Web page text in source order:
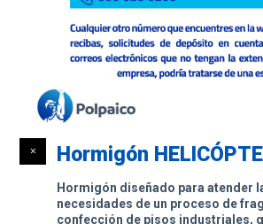
Hormigón
Hormigón diseñado para atender
necesidades de un proceso de
confección de pisos industriales,